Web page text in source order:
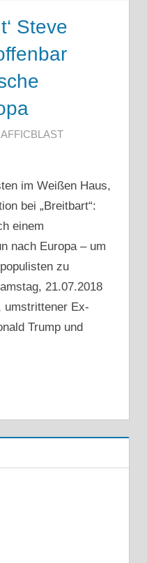
Steve
im Weißen Haus,
bei „Breitbart“:
einem
nach Europa – um
zu
21.07.2018
umstrittener Ex-
Trump und